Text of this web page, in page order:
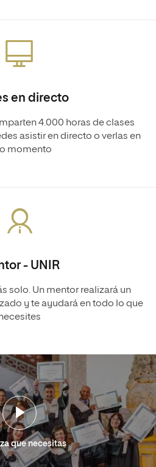
en directo
4.000 horas de clases
asistir en directo o verlas en
momento
- UNIR
solo. Un mentor realizará un
y te ayudará en todo lo que
que necesitas